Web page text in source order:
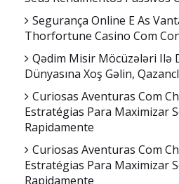
Segurança Online E As
Thorfortune Casino Com
Qədim Misir Möcüzələri Ilə
Dünyasına Xoş Gəlin,
Curiosas Aventuras Com
Estratégias Para Maximizar
Rapidamente
Curiosas Aventuras Com
Estratégias Para Maximizar
Rapidamente